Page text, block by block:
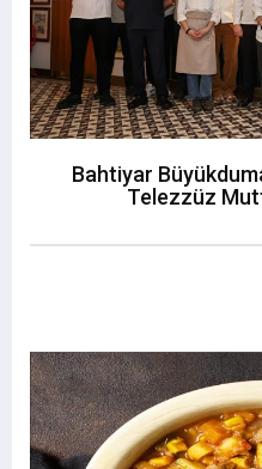
Bahtiyar
Telezzüz